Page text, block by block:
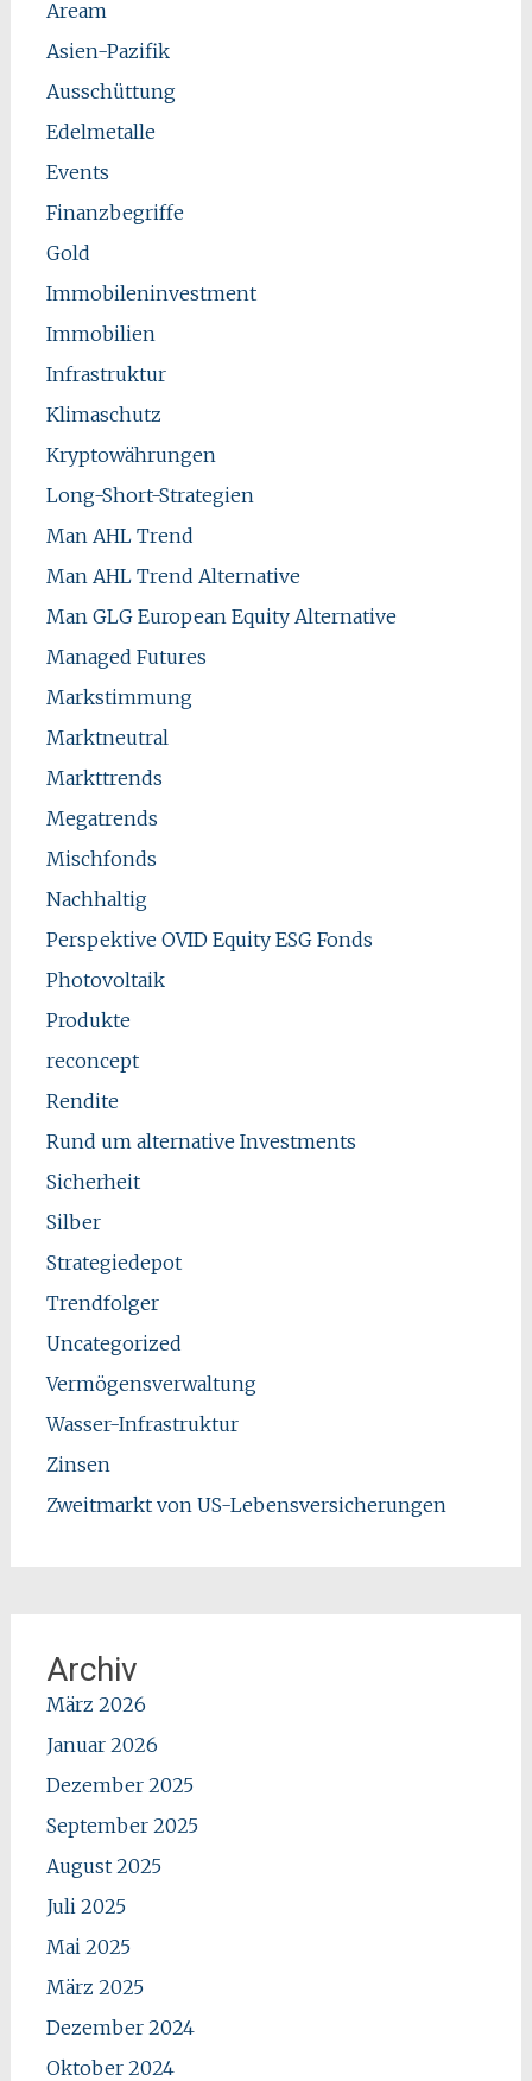
Aream
Asien-Pazifik
Ausschüttung
Edelmetalle
Events
Finanzbegriffe
Gold
Immobileninvestment
Immobilien
Infrastruktur
Klimaschutz
Kryptowährungen
Long-Short-Strategien
Man AHL Trend
Man AHL Trend Alternative
Man GLG European Equity Alternative
Managed Futures
Markstimmung
Marktneutral
Markttrends
Megatrends
Mischfonds
Nachhaltig
Perspektive OVID Equity ESG Fonds
Photovoltaik
Produkte
reconcept
Rendite
Rund um alternative Investments
Sicherheit
Silber
Strategiedepot
Trendfolger
Uncategorized
Vermögensverwaltung
Wasser-Infrastruktur
Zinsen
Zweitmarkt von US-Lebensversicherungen
Archiv
März 2026
Januar 2026
Dezember 2025
September 2025
August 2025
Juli 2025
Mai 2025
März 2025
Dezember 2024
Oktober 2024